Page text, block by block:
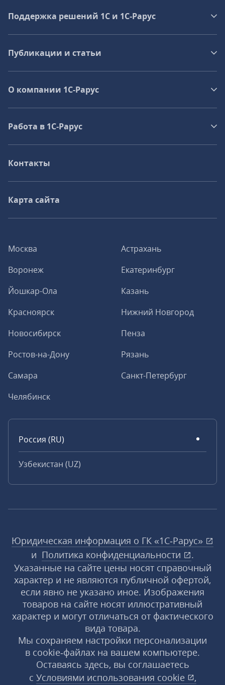
Москва
Астрахань
Воронеж
Екатеринбург
Йошкар-Ола
Казань
Красноярск
Нижний Новгород
Новосибирск
Пенза
Ростов-на-Дону
Рязань
Самара
Санкт-Петербург
Челябинск
Россия (RU)
Узбекистан (UZ)
Поддержка решений 1С и 1С‑Рарус
Публикации и статьи
О компании 1C-Рарус
Работа в 1С‑Рарус
Контакты
Карта сайта
Юридическая информация о ГК «1С‑Рарус»
и Политика конфиденциальности
.
Указанные на сайте цены носят справочный
характер и не являются публичной офертой,
если явно не указано иное. Изображения
товаров на сайте носят иллюстративный
характер и могут отличаться от фактического
вида товара.
Мы сохраняем настройки персонализации
в cookie‑файлах на вашем компьютере.
Оставаясь здесь, вы соглашаетесь
с Условиями использования cookie ,